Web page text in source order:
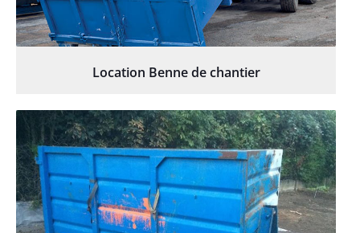
Location Benne de chantier